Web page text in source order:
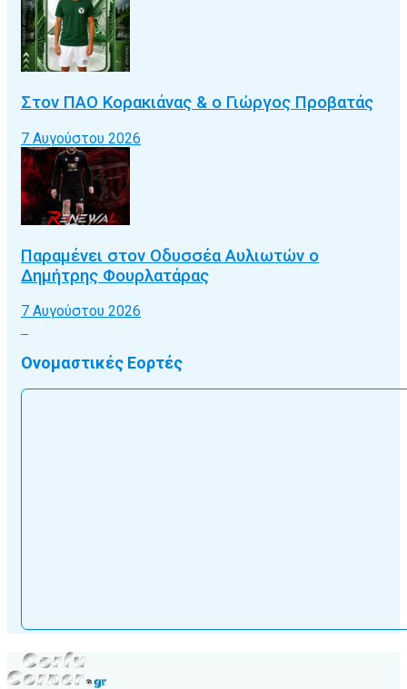
Στον ΠΑΟ Κορακιάνας & ο Γιώργος Προβατάς
7 Αυγούστου 2026
Παραμένει στον Οδυσσέα Αυλιωτών ο
Δημήτρης Φουρλατάρας
7 Αυγούστου 2026
Ονομαστικές Εορτές